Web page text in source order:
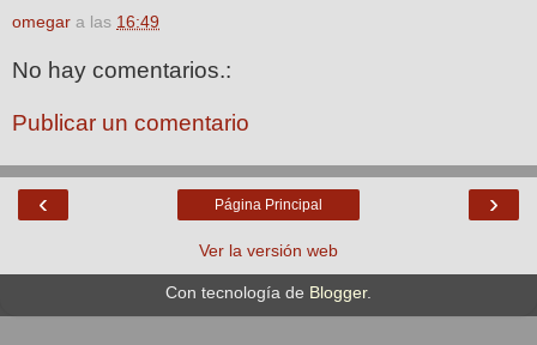
omegar a las 16:49
No hay comentarios.:
Publicar un comentario
‹ ›
Página Principal
Ver la versión web
Con tecnología de Blogger.